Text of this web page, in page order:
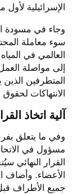
الإسرائيلية لأول
​وجاء في مسودة
سوء معاملة
العالمي في
إلى مواصلة
المتطرفين
الانتهاكات
​آلية اتخاذ
​وفي ما يتعلق
مسؤول في
القرار النهائي
الأعضاء. وأضاف
جميع الأطراف